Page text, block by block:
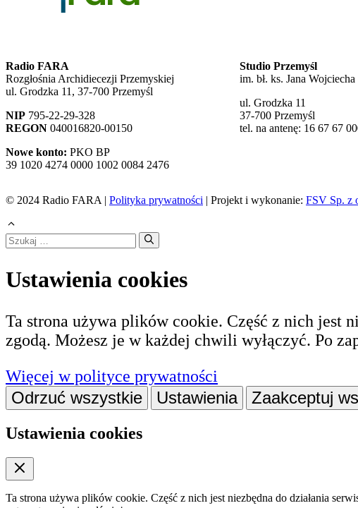
Radio FARA
Rozgłośnia Archidiecezji Przemyskiej
ul. Grodzka 11, 37-700 Przemyśl
NIP 795-22-29-328
REGON 040016820-00150
Nowe konto: PKO BP
39 1020 4274 0000 1002 0084 2476
Studio Przemyśl
im. bł. ks. Jana
ul. Grodzka 11
37-700 Przemyśl
tel. na antenę: 16 67 67
© 2024 Radio FARA | Polityka prywatności | Projekt i wykonanie: FSV Sp. z
Szukaj:
Ustawienia cookies
Ta strona używa plików cookie. Część z nich jest
zgodą. Możesz je w każdej chwili wyłączyć. Po
Więcej w polityce prywatności
się
w
Odrzuć wszystkie Ustawienia Zaakceptuj
Ustawienia cookies
Ta strona używa plików cookie. Część z nich jest niezbędna do działania